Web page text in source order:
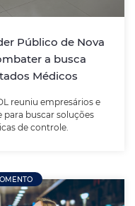
Público de Nova
a busca
Médicos
reuniu empresários e
para buscar soluções
de controle.
políticas de